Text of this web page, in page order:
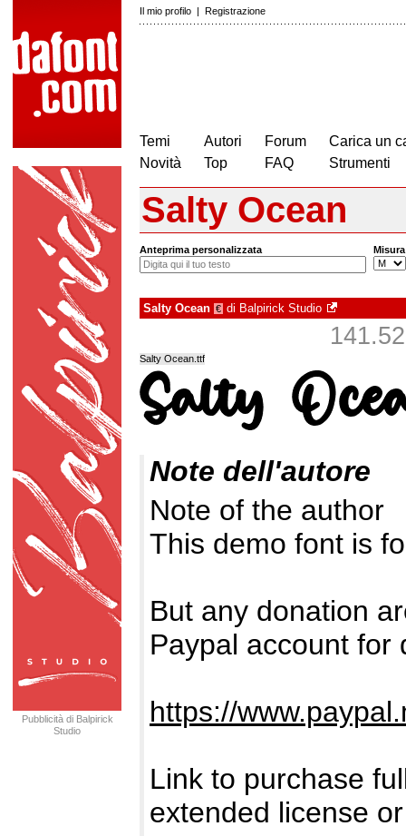
Il mio profilo | Registrazione
Temi
Novità
Autori
Top
Forum
FAQ
Carica un
Strumenti
Pubblicità di Balpirick
Studio
Salty Ocean
Anteprima personalizzata Misura
Salty Ocean € di Balpirick Studio
Salty Ocean.ttf
Note dell'autore
Note of the author
This demo font is
But any donation
Paypal account for
https://
Link to purchase
extended license